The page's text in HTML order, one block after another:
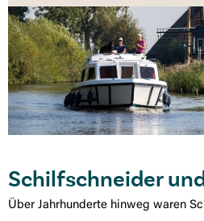
Schilfschneider
Über Jahrhunderte hinweg waren